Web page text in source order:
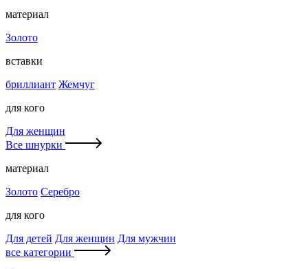
материал
Золото
вставки
бриллиант Жемчуг
для кого
Для женщин
Все шнурки
материал
Золото Серебро
для кого
Для детей Для женщин Для мужчин
все категории